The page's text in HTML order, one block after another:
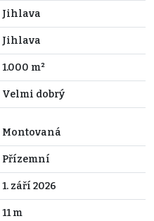
Jihlava
Jihlava
1.000 m²
Velmi dobrý
Montovaná
Přízemní
1. září 2026
11 m